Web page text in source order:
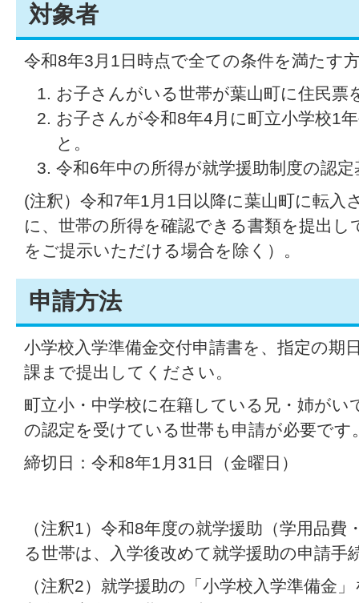
対象者
令和8年3月1日時点で全ての条件を満たす
お子さんがいる世帯が葉山町に住民票
お子さんが令和8年4月に町立小学校1
と。
令和6年中の所得が就学援助制度の認
(注釈）令和7年1月1日以降に葉山町に転入
に、世帯の所得を確認できる書類を提出
をご提示いただける場合を除く）。
申請方法
小学校入学準備金交付申請書を、指定の期
課まで提出してください。
町立小・中学校に在籍している兄・姉がい
の認定を受けている世帯も申請が必要です
締切日：令和8年1月31日（金曜日）
（注釈1）令和8年度の就学援助（学用品
る世帯は、入学後改めて就学援助の申請手
（注釈2）就学援助の「小学校入学準備金